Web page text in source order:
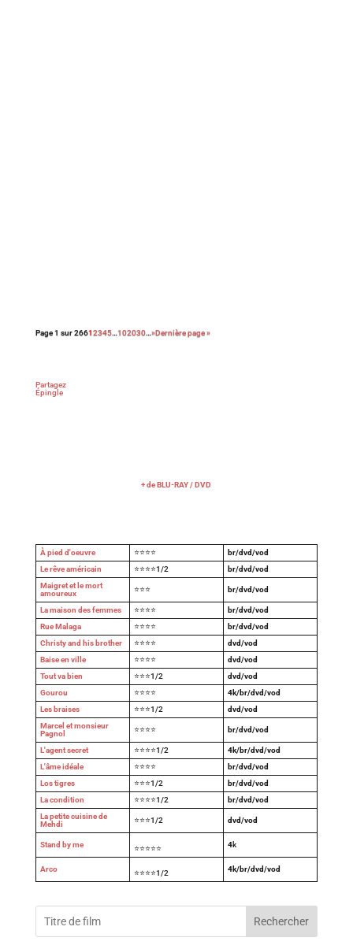
Page 1 sur 26612345…102030…»Dernière page »
Partagez
Épingle
+ de BLU-RAY / DVD
À pied d'oeuvre ⭐⭐⭐⭐
br/dvd/vod
Le rêve américain
⭐⭐⭐⭐1/2
br/dvd/vod
Maigret et le mort
amoureux
⭐⭐⭐ br/dvd/vod
La maison des femmes ⭐⭐⭐⭐
br/dvd/vod
Rue Malaga
⭐⭐⭐⭐
br/dvd/vod
Christy and his brother
⭐⭐⭐⭐
dvd/vod
Baise en ville
⭐⭐⭐⭐
dvd/vod
Tout va bien
⭐⭐⭐1/2
dvd/vod
Gourou
⭐⭐⭐⭐
4k/br/dvd/vod
Les braises
⭐⭐⭐1/2
dvd/vod
Marcel et monsieur
Pagnol
⭐⭐⭐⭐ br/dvd/vod
L'agent secret ⭐⭐⭐⭐1/2
4k/br/dvd/vod
L'âme idéale
⭐⭐⭐⭐
br/dvd/vod
Los tigres
⭐⭐⭐1/2
br/dvd/vod
La condition
⭐⭐⭐⭐1/2
br/dvd/vod
La petite cuisine de
Mehdi
⭐⭐⭐1/2 dvd/vod
Stand by me ⭐⭐⭐⭐⭐ 4k
Arco ⭐⭐⭐⭐1/2 4k/br/dvd/vod
Rechercher